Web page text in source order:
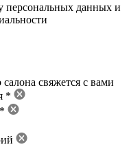
персональных данных и
свяжется с вами
*